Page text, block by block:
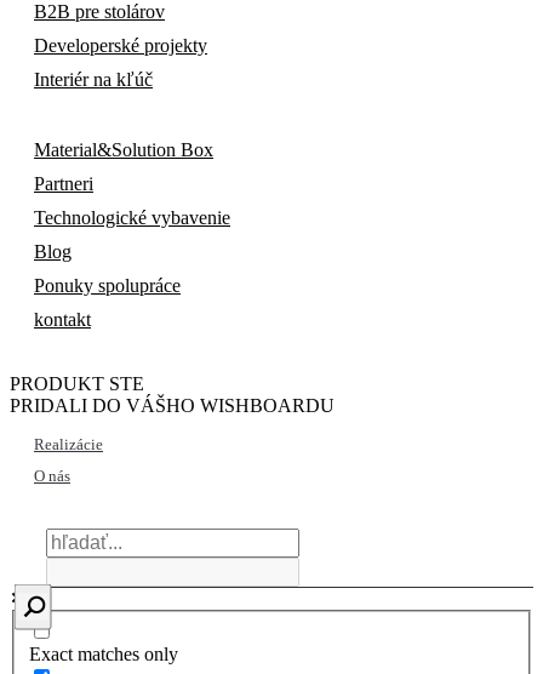
B2B pre stolárov
Developerské projekty
Interiér na kľúč
Material&Solution Box
Partneri
Technologické vybavenie
Blog
Ponuky spolupráce
kontakt
PRODUKT STE
PRIDALI DO VÁŠHO WISHBOARDU
Realizácie
O nás
Exact matches only